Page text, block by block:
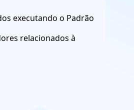
executando o Padrão
relacionados à